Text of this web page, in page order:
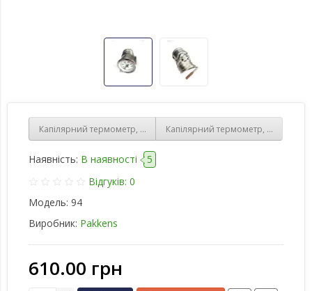
Капілярний термометр, діаметр 60 мм, від -40до +40 градусів, 1
Капілярний термометр, діаметр
Наявність: В наявності
5
Відгуків: 0
Модель: 94
Виробник: Pakkens
610.00 грн